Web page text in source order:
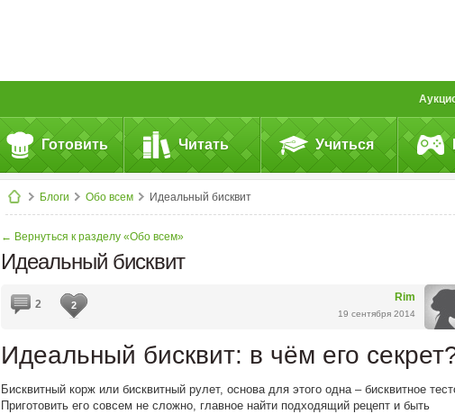
Готовить Читать Учиться
Блоги Обо всем Идеальный бисквит
← Вернуться к разделу «Обо всем»
Идеальный бисквит
Rim
19 сентября 2014
2 2
Идеальный бисквит: в чём его
Бисквитный корж или бисквитный рулет, основа для этого одна – бисквитное
Приготовить его совсем не сложно, главное найти подходящий рецепт и быть